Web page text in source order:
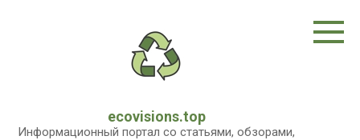
ecovisions.top
Информационный портал со статьями, обзорами,